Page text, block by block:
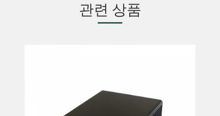
관련 상품